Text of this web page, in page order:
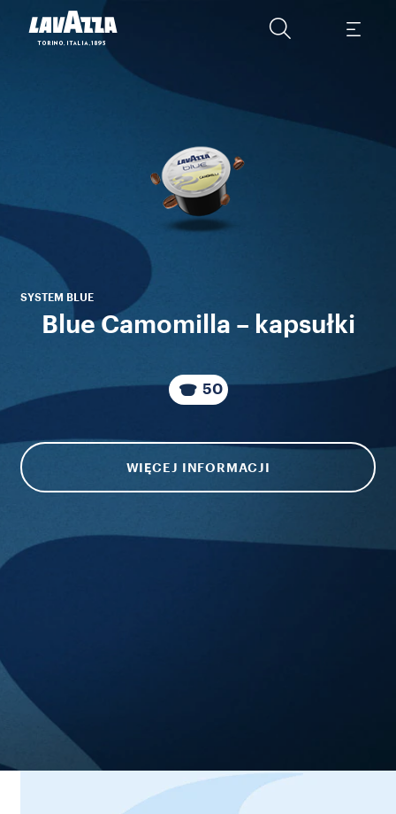
SYSTEM BLUE
Blue Camomilla – kapsułki
50
WIĘCEJ INFORMACJI